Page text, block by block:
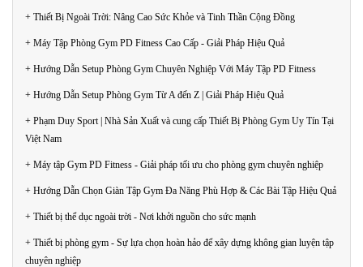
+ Thiết Bị Ngoài Trời: Nâng Cao Sức Khỏe và Tinh Thần Cộng Đồng
+ Máy Tập Phòng Gym PD Fitness Cao Cấp - Giải Pháp Hiệu Quả
+ Hướng Dẫn Setup Phòng Gym Chuyên Nghiệp Với Máy Tập PD Fitness
+ Hướng Dẫn Setup Phòng Gym Từ A đến Z | Giải Pháp Hiệu Quả
+ Phạm Duy Sport | Nhà Sản Xuất và cung cấp Thiết Bị Phòng Gym Uy Tín Tại
Việt Nam
+ Máy tập Gym PD Fitness - Giải pháp tối ưu cho phòng gym chuyên nghiệp
+ Hướng Dẫn Chọn Giàn Tập Gym Đa Năng Phù Hợp & Các Bài Tập Hiệu Quả
+ Thiết bị thể dục ngoài trời - Nơi khởi nguồn cho sức mạnh
+ Thiết bị phòng gym - Sự lựa chọn hoàn hảo để xây dựng không gian luyện tập
chuyên nghiệp